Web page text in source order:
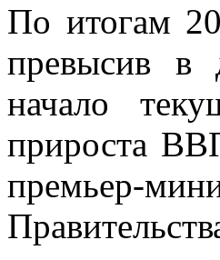
По итогам
превысив в
начало
прироста
премьер-